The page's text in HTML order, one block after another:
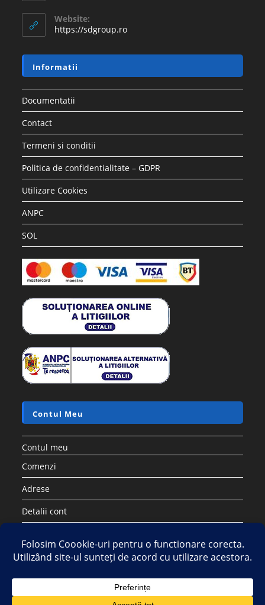
Website:
https://sdgroup.ro
Informatii
Documentatii
Contact
Termeni si conditii
Politica de confidentialitate – GDPR
Utilizare Cookies
ANPC
SOL
Contul Meu
Contul meu
Comenzi
Adrese
Detalii cont
Copyright 2026 - Strategic DIstribution Group